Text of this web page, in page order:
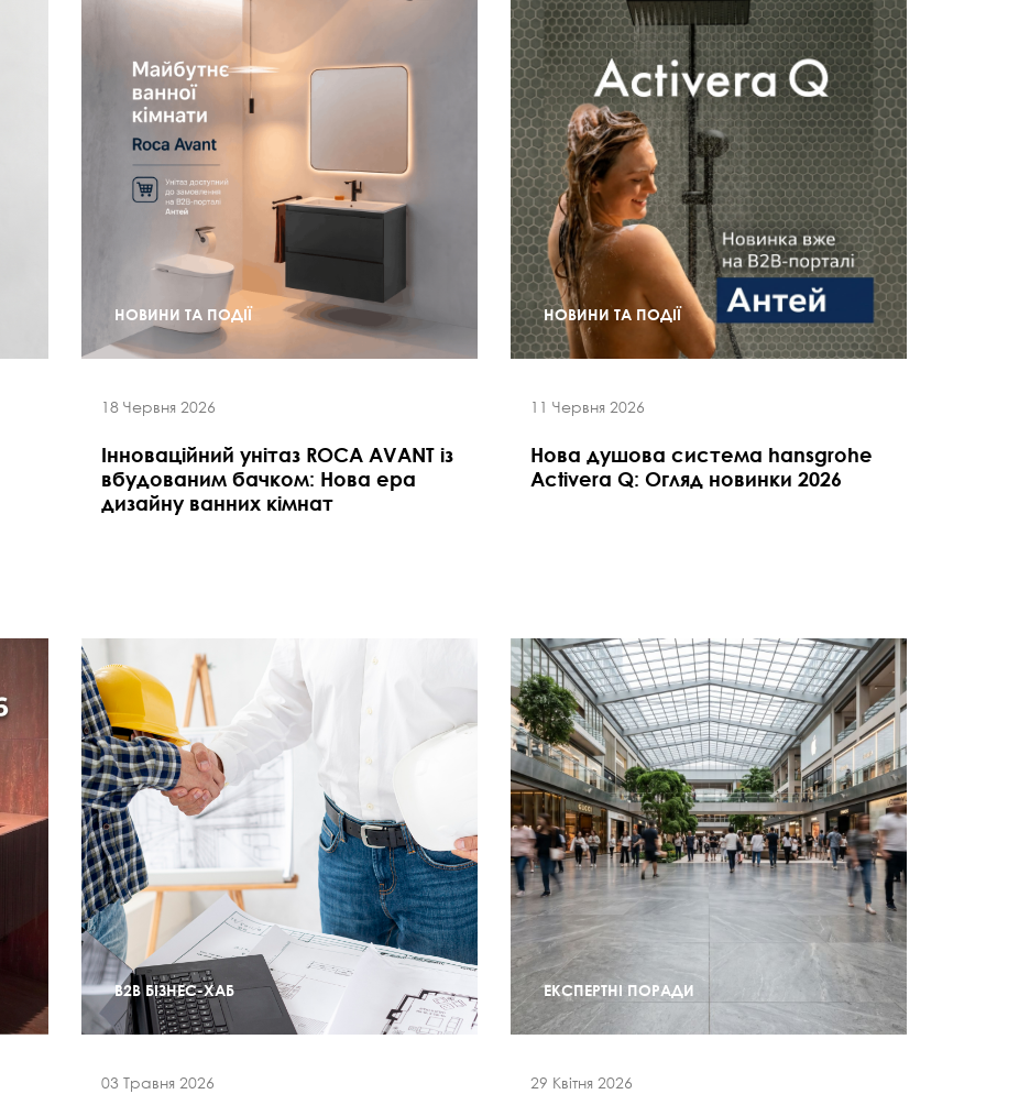
НОВИНИ ТА ПОДІЇ
18 Червня 2026
Інноваційний унітаз ROCA AVANT із
вбудованим бачком: Нова ера
дизайну ванних кімнат
НОВИНИ ТА ПОДІЇ
11 Червня 2026
Нова душова система hansgrohe
Activera Q: Огляд новинки 2026
B2B БІЗНЕС-ХАБ
03 Травня 2026
ЕКСПЕРТНІ ПОРАДИ
29 Квітня 2026